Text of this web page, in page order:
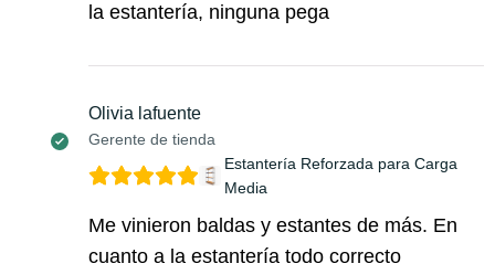
la estantería, ninguna pega
Olivia lafuente
Gerente de tienda
Estantería Reforzada para Carga
Media
Me vinieron baldas y estantes de más. En
cuanto a la estantería todo correcto